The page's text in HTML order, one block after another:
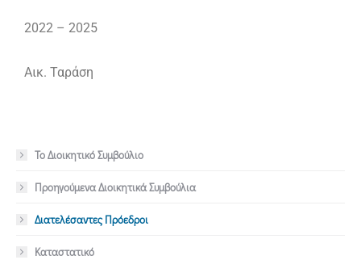
2022 – 2025
Αικ. Ταράση
Το Διοικητικό Συμβούλιο
Προηγούμενα Διοικητικά Συμβούλια
Διατελέσαντες Πρόεδροι
Καταστατικό